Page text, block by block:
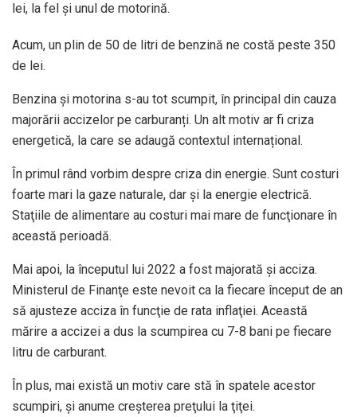
lei, la fel şi unul de motorină.
Acum, un plin de 50 de litri de benzină ne costă peste 350
de lei.
Benzina și motorina s-au tot scumpit, în principal din cauza
majorării accizelor pe carburanți. Un alt motiv ar fi criza
energetică, la care se adaugă contextul internațional.
În primul rând vorbim despre criza din energie. Sunt costuri
foarte mari la gaze naturale, dar şi la energie electrică.
Staţiile de alimentare au costuri mai mare de funcţionare în
această perioadă.
Mai apoi, la începutul lui 2022 a fost majorată şi acciza.
Ministerul de Finanţe este nevoit ca la fiecare început de an
să ajusteze acciza în funcţie de rata inflaţiei. Această
mărire a accizei a dus la scumpirea cu 7-8 bani pe fiecare
litru de carburant.
În plus, mai există un motiv care stă în spatele acestor
scumpiri, şi anume creşterea preţului la ţiţei.